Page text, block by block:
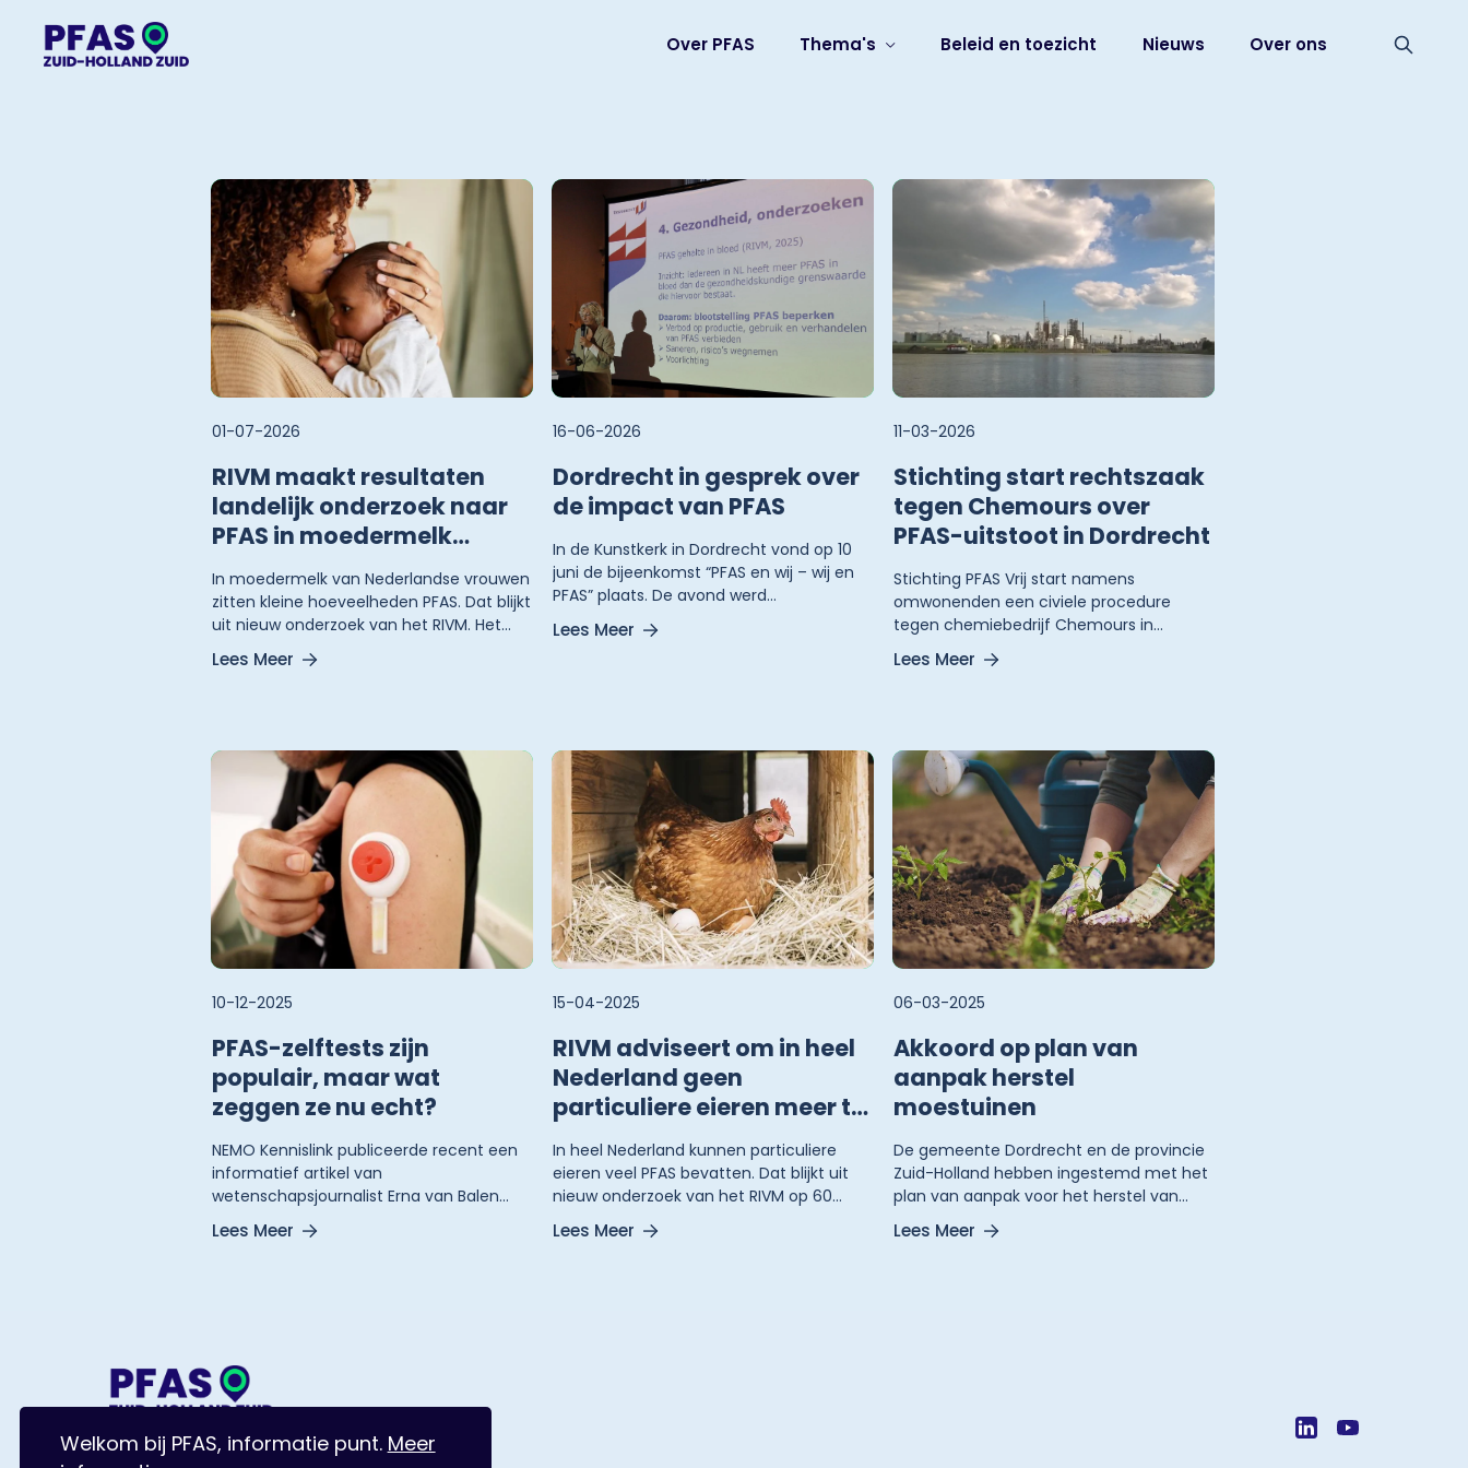
Over PFAS Thema's Beleid en toezicht Nieuws Over ons
01-07-2026
RIVM maakt resultaten
landelijk onderzoek naar
PFAS in moedermelk
bekend
In moedermelk van Nederlandse vrouwen
zitten kleine hoeveelheden PFAS. Dat blijkt
uit nieuw onderzoek van het RIVM. Het
RIVM en het Voedingscentrum blijven
adviseren om, als dat mogelijk is,
Lees Meer
16-06-2026
Dordrecht in gesprek over
de impact van PFAS
In de Kunstkerk in Dordrecht vond op 10
juni de bijeenkomst “PFAS en wij – wij en
PFAS” plaats. De avond werd
georganiseerd door Stichting De Stad.
Bezoekers werden vanuit verschillende
Lees Meer
11-03-2026
Stichting start rechtszaak
tegen Chemours over
PFAS-uitstoot in Dordrecht
Stichting PFAS Vrij start namens
omwonenden een civiele procedure
tegen chemiebedrijf Chemours in
Dordrecht. De stichting wil via de rechter
bereiken dat Chemours onmiddellijk
schadevergoeding krijgen voor de
aantasting van hun leefomgeving.
Lees Meer
10-12-2025
PFAS-zelftests zijn
populair, maar wat
zeggen ze nu echt?
NEMO Kennislink publiceerde recent een
informatief artikel van
wetenschapsjournalist Erna van Balen
zelftesten. In het stuk onderzoekt zij wat
Lees Meer
15-04-2025
RIVM adviseert om in heel
Nederland geen
particuliere eieren meer te
eten
In heel Nederland kunnen particuliere
eieren veel PFAS bevatten. Dat blijkt uit
nieuw onderzoek van het RIVM op 60
daarom om in heel Nederland geen
Lees Meer
06-03-2025
Akkoord op plan van
aanpak herstel
moestuinen
De gemeente Dordrecht en de provincie
Zuid-Holland hebben ingestemd met het
plan van aanpak voor het herstel van
Met de maatregelen uit het plan van
Lees Meer
Welkom bij PFAS, informatie punt. Meer